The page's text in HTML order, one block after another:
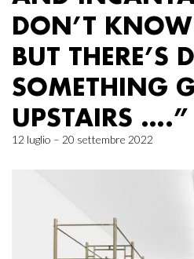
DON’T
BUT THERE’S
SOMETHING
UPSTAIRS ….”
12 luglio – 20 settembre 2022